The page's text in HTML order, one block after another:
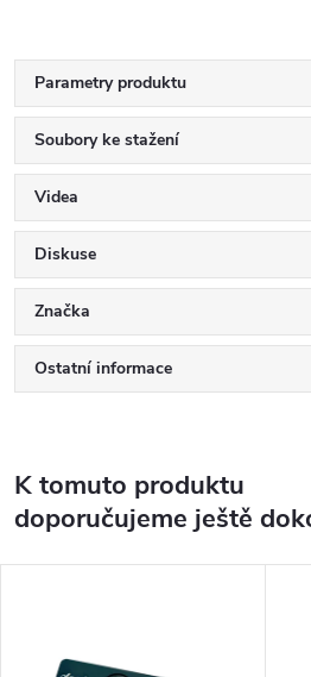
Parametry produktu
Soubory ke stažení
Videa
Diskuse
Značka
Ostatní informace
K tomuto produktu
doporučujeme ještě